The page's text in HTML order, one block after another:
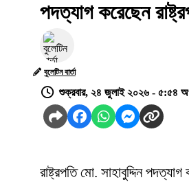
পদত্যাগ করেছেন
বুলেটিন বার্তা
শুক্রবার, ২৪ জুলাই ২০২৬ - ৫:৫৪
রাষ্ট্রপতি মো. সাহাবুদ্দিন